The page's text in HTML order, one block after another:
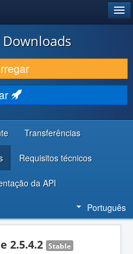
Downloads
Transferências
Requisitos técnicos
da API
Português
2.5.4.2 Stable